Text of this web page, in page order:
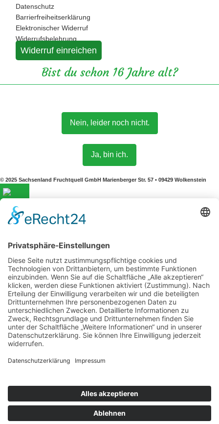
Datenschutz
Barrierfreiheitserklärung
Elektronischer Widerruf
Widerrufsbelehrung
Widerruf einreichen
Bist du schon 16 Jahre alt?
Nein, leider noch nicht.
Ja, bin ich.
© 2025 Sachsenland Fruchtquell GmbH Marienberger Str. 57 • 09429 Wolkenstein
Home
Werksverkauf
Unser Wolkenstein
Unser Anspruch
Sortiment
Fruchtsäfte
Fruchtnektare
Fruchtsaftgetränke
Fruchtweine
Fruchtschätze
Glühweine
Lohnmost
Sammelstellen
Wissenswertes
Kleines Sachsenland-Lexikon